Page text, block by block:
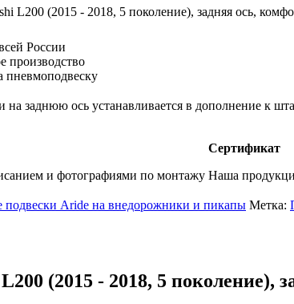
L200 (2015 - 2018, 5 поколение), задняя ось,
России
производство
пневмоподвеску
заднюю ось устанавливается в дополнение к
и фотографиями по монтажу
Сертификат
Наша
подвески Aride на внедорожники и пикапы Метка:
(2015 - 2018, 5 поколение),